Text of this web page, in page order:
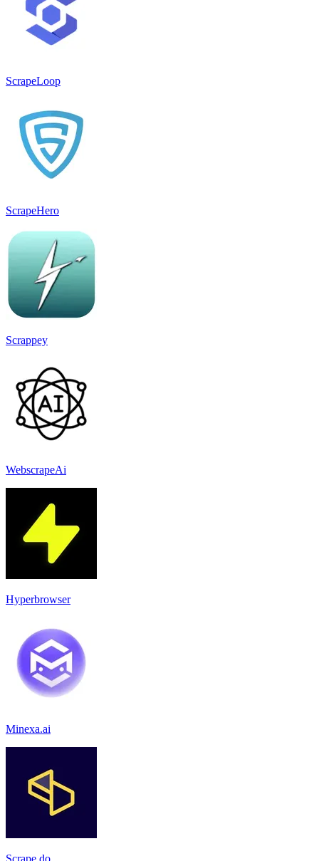
ScrapeLoop
ScrapeHero
Scrappey
WebscrapeAi
Hyperbrowser
Minexa.ai
Scrape.do